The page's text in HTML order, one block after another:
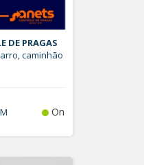
DE PRAGAS
caminhão
On